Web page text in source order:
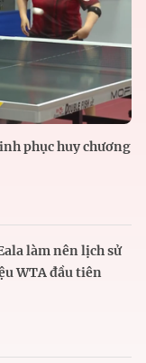
phục huy chương
làm nên lịch sử
WTA đầu tiên